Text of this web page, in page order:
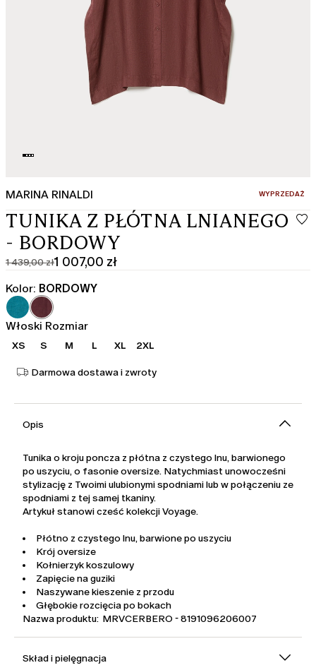
MARINA RINALDI :WYPRZEDAŻ
TUNIKA Z PŁÓTNA LNIANEGO
- BORDOWY
1 439,00 zł
Cena
pierwotna
1 439,00
zł
1 007,00 zł
Aktualna
cena
1 007,00
zł
Kolor: BORDOWY
Włoski Rozmiar
XS S M L XL 2XL
Darmowa dostawa i zwroty
Opis
Tunika o kroju poncza z płótna z czystego lnu, barwionego
po uszyciu, o fasonie oversize. Natychmiast unowocześni
stylizację z Twoimi ulubionymi spodniami lub w połączeniu ze
spodniami z tej samej tkaniny.
Artykuł stanowi cześć kolekcji Voyage.
Płótno z czystego lnu, barwione po uszyciu
Krój oversize
Kołnierzyk koszulowy
Zapięcie na guziki
Naszywane kieszenie z przodu
Głębokie rozcięcia po bokach
Nazwa produktu: MRVCERBERO - 8191096206007
Skład i pielęgnacja